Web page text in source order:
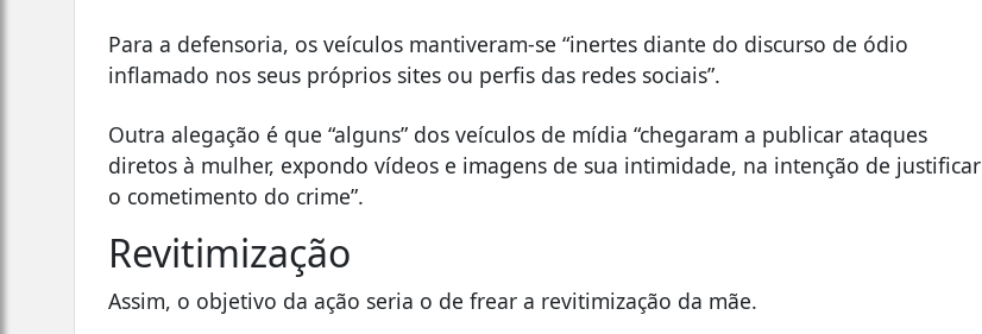
Para a defensoria, os veículos mantiveram-se “inertes diante do discurso de ódio
inflamado nos seus próprios sites ou perfis das redes sociais”.
Outra alegação é que “alguns” dos veículos de mídia “chegaram a publicar ataques
diretos à mulher, expondo vídeos e imagens de sua intimidade, na intenção de justificar
o cometimento do crime”.
Revitimização
Assim, o objetivo da ação seria o de frear a revitimização da mãe.